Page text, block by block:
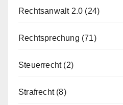
Rechtsanwalt 2.0 (24)
Rechtsprechung (71)
Steuerrecht(2)
Strafrecht(8)